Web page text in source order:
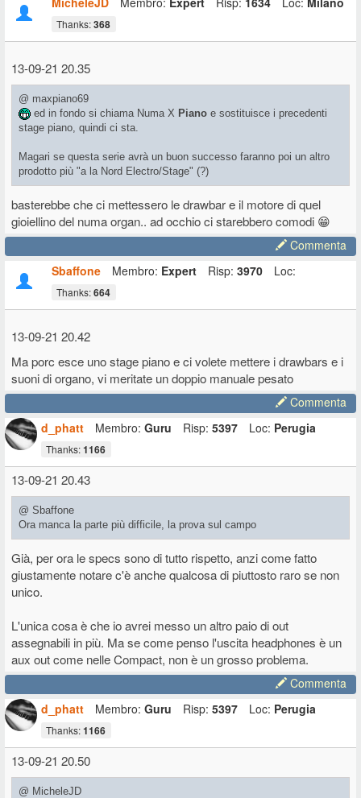
Thanks:368
13-09-21 20.35
@ maxpiano69
ed in fondo si chiama Numa X Piano e sostituisce i precedenti
stage piano, quindi ci sta.
Magari se questa serie avrà un buon successo faranno poi un altro
prodotto più "a la Nord Electro/Stage" (?)
basterebbe che ci mettessero le drawbar e il motore di quel
gioiellino del numa organ.. ad occhio ci starebbero comodi 😁
Commenta
Sbaffone
Membro: Expert Risp: 3970 Loc:
Thanks:664
13-09-21 20.42
Ma porc esce uno stage piano e ci volete mettere i drawbars e i
suoni di organo, vi meritate un doppio manuale pesato
Commenta
d_phatt
Membro: Guru Risp: 5397 Loc: Perugia
Thanks:1166
13-09-21 20.43
@ Sbaffone
Ora manca la parte più difficile, la prova sul campo
Già, per ora le specs sono di tutto rispetto, anzi come fatto
giustamente notare c'è anche qualcosa di piuttosto raro se non
unico.
L'unica cosa è che io avrei messo un altro paio di out
assegnabili in più. Ma se come penso l'uscita headphones è un
aux out come nelle Compact, non è un grosso problema.
Commenta
d_phatt
Membro: Guru Risp: 5397 Loc: Perugia
Thanks:1166
13-09-21 20.50
@ MicheleJD